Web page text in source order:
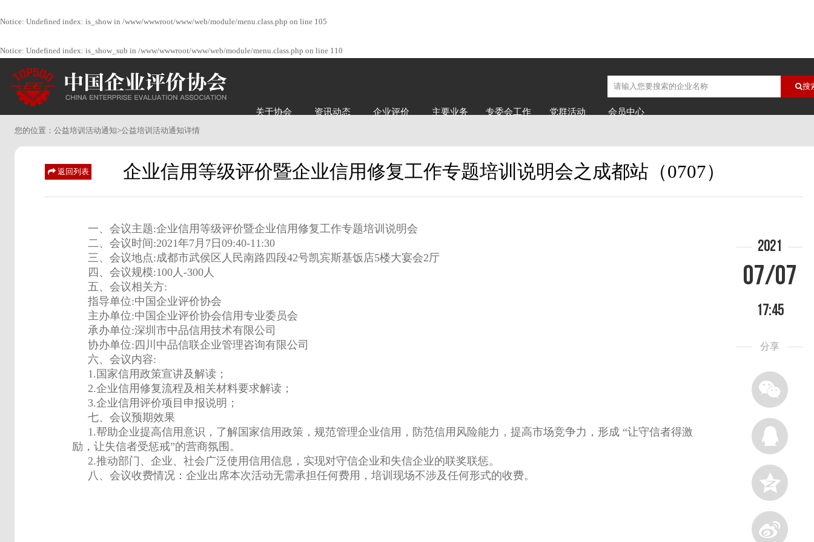
Notice: Undefined index: is_show in /www/wwwroot/www/web/module/menu.class.php on line 105
Notice: Undefined index: is_show_sub in /www/wwwroot/www/web/module/menu.class.php on line 110
搜
关于协会 资讯动态 企业评价 主要业务 专委会工作 党群活动 会员中心
您的位置： 公益培训活动通知>公益培训活动通知详情
返回列表 企业信用等级评价暨企业信用修复工作专题培训说明会之成都站（0707）
2021
07/07
17:45
分享
一、会议主题:企业信用等级评价暨企业信用修复工作专题培训说明会
二、会议时间:2021年7月7日09:40-11:30
三、会议地点:成都市武侯区人民南路四段42号凯宾斯基饭店5楼大宴会2厅
四、会议规模:100人-300人
五、会议相关方:
指导单位:中国企业评价协会
主办单位:中国企业评价协会信用专业委员会
承办单位:深圳市中品信用技术有限公司
协办单位:四川中品信联企业管理咨询有限公司
六、会议内容:
1.国家信用政策宣讲及解读；
2.企业信用修复流程及相关材料要求解读；
3.企业信用评价项目申报说明；
七、会议预期效果
1.帮助企业提高信用意识，了解国家信用政策，规范管理企业信用，防范信用风险能力，提高市场竞争力，形成 “让守信者得激
励，让失信者受惩戒”的营商氛围。
2.推动部门、企业、社会广泛使用信用信息，实现对守信企业和失信企业的联奖联惩。
八、会议收费情况：企业出席本次活动无需承担任何费用，培训现场不涉及任何形式的收费。